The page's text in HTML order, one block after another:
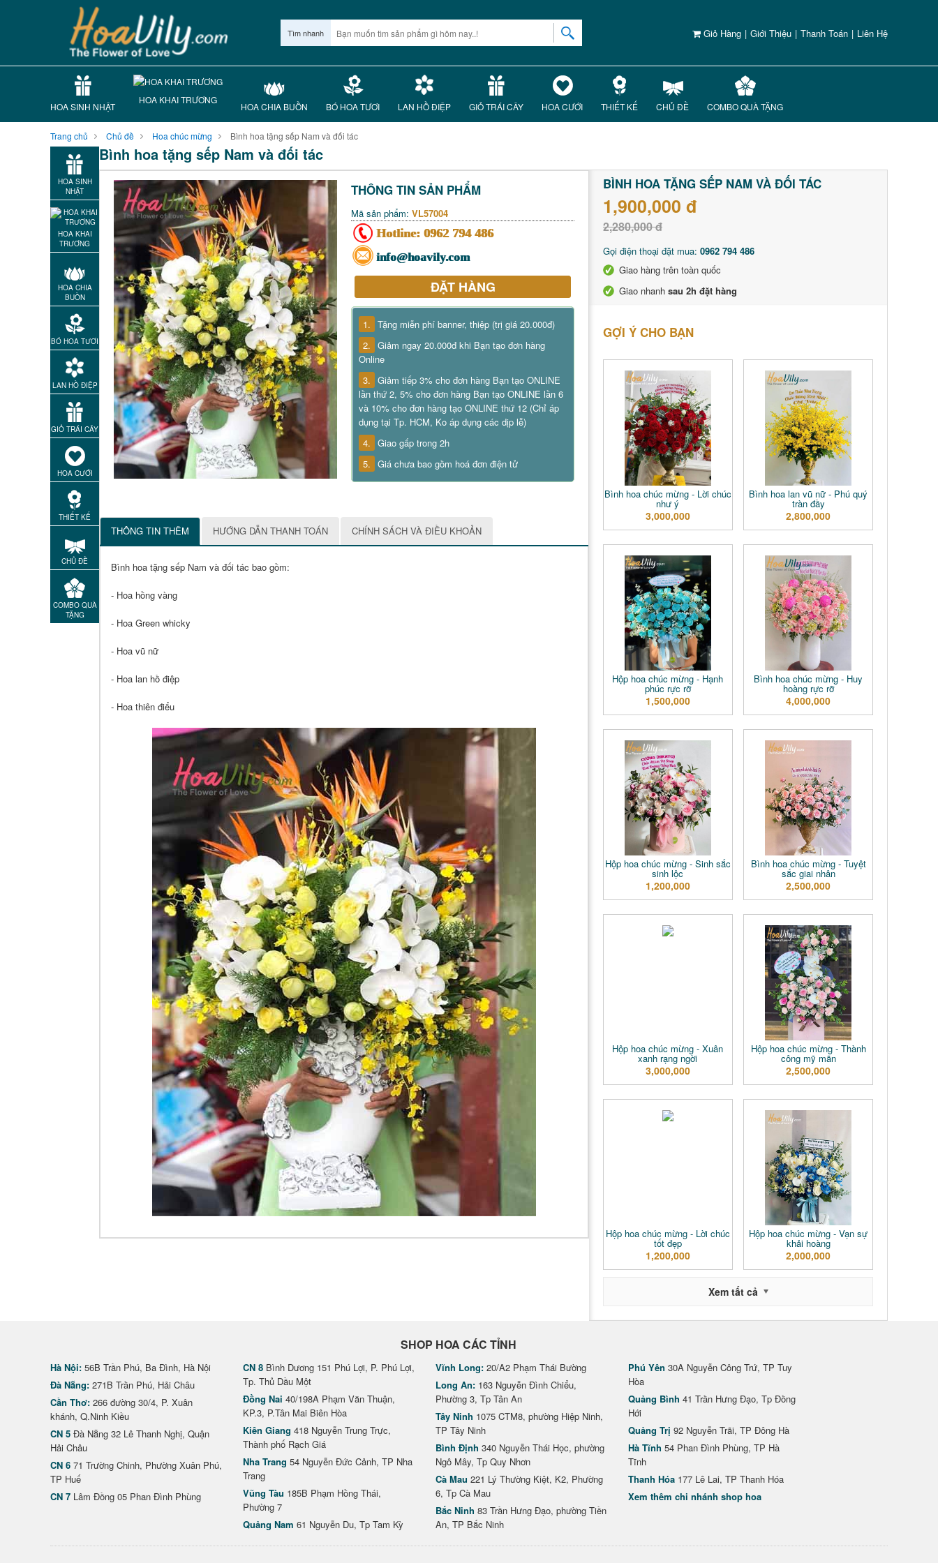
Giỏ Hàng | Giới Thiệu | Thanh Toán | Liên Hệ
Tìm nhanh
HOA SINH NHẬT
HOA KHAI TRƯƠNG
HOA CHIA BUỒN BÓ HOA TƯƠI LAN HỒ ĐIỆP GIỎ TRÁI CÂY HOA CƯỚI THIẾT KẾ CHỦ ĐỀ COMBO QUÀ TẶNG
Trang chủ Chủ đề Hoa chúc mừng Bình hoa tặng sếp Nam và đối tác
HOA SINH
NHẬT
HOA KHAI
TRƯƠNG
HOA CHIA
BUỒN
BÓ HOA TƯƠI
LAN HỒ ĐIỆP
GIỎ TRÁI CÂY
HOA CƯỚI
THIẾT KẾ
CHỦ ĐỀ
COMBO QUÀ
TẶNG
Bình hoa tặng sếp Nam và đối tác
THÔNG TIN SẢN PHẨM
Mã sản phẩm: VL57004
Hotline: 0962 794 486
info@hoavily.com
ĐẶT HÀNG
1. Tặng miễn phí banner, thiệp (trị giá 20.000đ)
2. Giảm ngay 20.000đ khi Bạn tạo đơn hàng
Online
3. Giảm tiếp 3% cho đơn hàng Bạn tạo ONLINE
lần thứ 2, 5% cho đơn hàng Bạn tạo ONLINE lần 6
và 10% cho đơn hàng tạo ONLINE thứ 12 (Chỉ áp
dụng tại Tp. HCM, Ko áp dụng các dịp lễ)
4. Giao gấp trong 2h
5. Giá chưa bao gồm hoá đơn điện tử
THÔNG TIN THÊM HƯỚNG DẪN THANH TOÁN CHÍNH SÁCH VÀ ĐIỀU KHOẢN
Bình hoa tặng sếp Nam và đối tác bao gồm:
- Hoa hồng vàng
- Hoa Green whicky
- Hoa vũ nữ
- Hoa lan hồ điệp
- Hoa thiên điểu
BÌNH HOA TẶNG SẾP NAM VÀ ĐỐI TÁC
1,900,000 đ
2,280,000 đ
Gọi điện thoại đặt mua: 0962 794 486
Giao hàng trên toàn quốc
Giao nhanh sau 2h đặt hàng
GỢI Ý CHO BẠN
Bình hoa chúc mừng - Lời chúc
như ý
3,000,000
Bình hoa lan vũ nữ - Phú quý
tràn đầy
2,800,000
Hộp hoa chúc mừng - Hạnh
phúc rực rỡ
1,500,000
Bình hoa chúc mừng - Huy
hoàng rực rỡ
4,000,000
Hộp hoa chúc mừng - Sinh sắc
sinh lộc
1,200,000
Bình hoa chúc mừng - Tuyệt
sắc giai nhân
2,500,000
Hộp hoa chúc mừng - Xuân
xanh rạng ngời
3,000,000
Hộp hoa chúc mừng - Thành
công mỹ mãn
2,500,000
Hộp hoa chúc mừng - Lời chúc
tốt đẹp
1,200,000
Hộp hoa chúc mừng - Vạn sự
khải hoàng
2,000,000
Xem tất cả
SHOP HOA CÁC TỈNH
Hà Nội: 56B Trần Phú, Ba Đình, Hà Nội
Đà Nẵng: 271B Trần Phú, Hải Châu
Cần Thơ: 266 đường 30/4, P. Xuân
khánh, Q.Ninh Kiều
CN 5 Đà Nẵng 32 Lê Thanh Nghị, Quận
Hải Châu
CN 6 71 Trường Chinh, Phường Xuân Phú,
TP Huế
CN 7 Lâm Đồng 05 Phan Đình Phùng
CN 8 Bình Dương 151 Phú Lợi, P. Phú Lợi,
Tp. Thủ Dầu Một
Đồng Nai 40/198A Phạm Văn Thuận,
KP.3, P.Tân Mai Biên Hòa
Kiên Giang 418 Nguyễn Trung Trực,
Thành phố Rạch Giá
Nha Trang 54 Nguyễn Đức Cảnh, TP Nha
Trang
Vũng Tàu 185B Phạm Hồng Thái,
Phường 7
Quảng Nam 61 Nguyễn Du, Tp Tam Kỳ
Vĩnh Long: 20/A2 Phạm Thái Bường
Long An: 163 Nguyễn Đình Chiểu,
Phường 3, Tp Tân An
Tây Ninh 1075 CTM8, phường Hiệp Ninh,
TP Tây Ninh
Bình Định 340 Nguyễn Thái Học, phường
Ngô Mây, Tp Quy Nhơn
Cà Mau 221 Lý Thường Kiệt, K2, Phường
6, Tp Cà Mau
Bắc Ninh 83 Trần Hưng Đạo, phường Tiền
An, TP Bắc Ninh
Phú Yên 30A Nguyễn Công Trứ, TP Tuy
Hòa
Quảng Bình 41 Trần Hưng Đạo, Tp Đồng
Hới
Quảng Trị 92 Nguyễn Trãi, TP Đông Hà
Hà Tĩnh 54 Phan Đình Phùng, TP Hà
Tĩnh
Thanh Hóa 177 Lê Lai, TP Thanh Hóa
Xem thêm chi nhánh shop hoa